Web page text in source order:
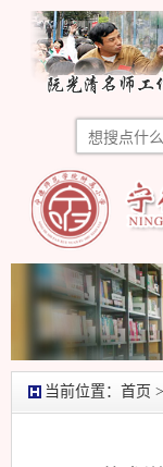
当前位置： 首页